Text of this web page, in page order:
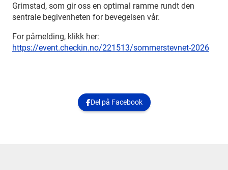
Grimstad, som gir oss en optimal ramme rundt den
sentrale begivenheten for bevegelsen vår.
For påmelding, klikk her:
https://event.checkin.no/221513/sommerstevnet-2026
Del på Facebook